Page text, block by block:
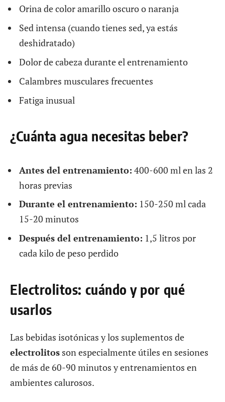
Orina de color amarillo oscuro o naranja
Sed intensa (cuando tienes sed, ya estás
deshidratado)
Dolor de cabeza durante el entrenamiento
Calambres musculares frecuentes
Fatiga inusual
¿Cuánta agua necesitas beber?
Antes del entrenamiento: 400-600 ml en las 2
horas previas
Durante el entrenamiento: 150-250 ml cada
15-20 minutos
Después del entrenamiento: 1,5 litros por
cada kilo de peso perdido
Electrolitos: cuándo y por qué
usarlos
Las bebidas isotónicas y los suplementos de
electrolitos son especialmente útiles en sesiones
de más de 60-90 minutos y entrenamientos en
ambientes calurosos.